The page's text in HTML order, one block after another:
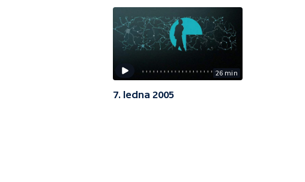
26 min
7. ledna 2005